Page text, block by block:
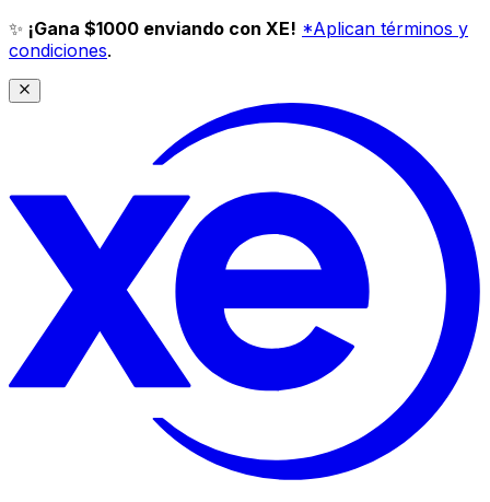
✨ ¡Gana $1000 enviando con XE! *Aplican términos y
condiciones.